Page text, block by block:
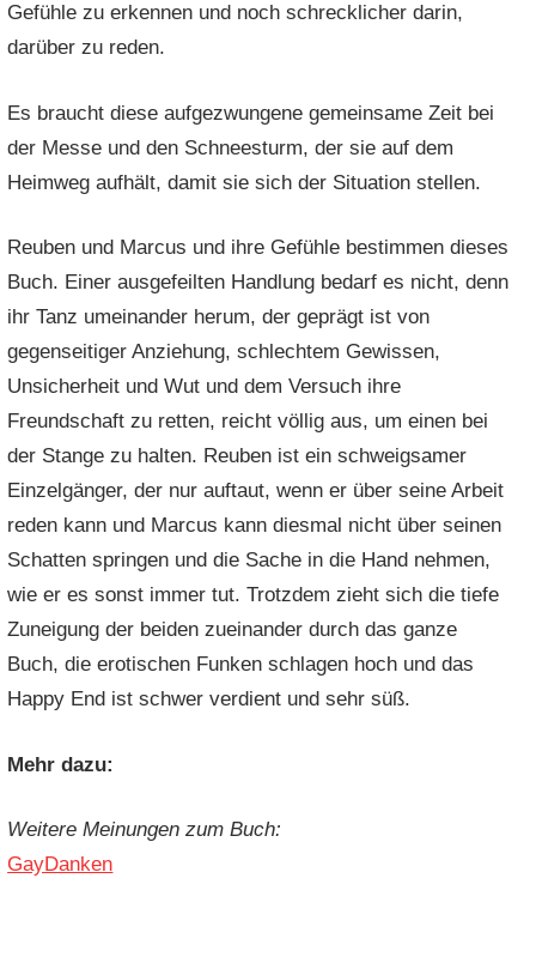
Gefühle zu erkennen und noch schrecklicher darin,
darüber zu reden.
Es braucht diese aufgezwungene gemeinsame Zeit bei
der Messe und den Schneesturm, der sie auf dem
Heimweg aufhält, damit sie sich der Situation stellen.
Reuben und Marcus und ihre Gefühle bestimmen dieses
Buch. Einer ausgefeilten Handlung bedarf es nicht, denn
ihr Tanz umeinander herum, der geprägt ist von
gegenseitiger Anziehung, schlechtem Gewissen,
Unsicherheit und Wut und dem Versuch ihre
Freundschaft zu retten, reicht völlig aus, um einen bei
der Stange zu halten. Reuben ist ein schweigsamer
Einzelgänger, der nur auftaut, wenn er über seine Arbeit
reden kann und Marcus kann diesmal nicht über seinen
Schatten springen und die Sache in die Hand nehmen,
wie er es sonst immer tut. Trotzdem zieht sich die tiefe
Zuneigung der beiden zueinander durch das ganze
Buch, die erotischen Funken schlagen hoch und das
Happy End ist schwer verdient und sehr süß.
Mehr dazu:
Weitere Meinungen zum Buch:
GayDanken